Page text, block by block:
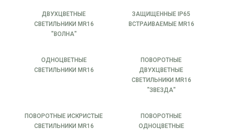
ДВУХЦВЕТНЫЕ
СВЕТИЛЬНИКИ MR16
"ВОЛНА"
ЗАЩИЩЕННЫЕ IP65
ВСТРАИВАЕМЫЕ MR16
ОДНОЦВЕТНЫЕ
СВЕТИЛЬНИКИ MR16
ПОВОРОТНЫЕ
ДВУХЦВЕТНЫЕ
СВЕТИЛЬНИКИ MR16
"ЗВЕЗДА"
ПОВОРОТНЫЕ ИСКРИСТЫЕ
СВЕТИЛЬНИКИ MR16
ПОВОРОТНЫЕ
ОДНОЦВЕТНЫЕ